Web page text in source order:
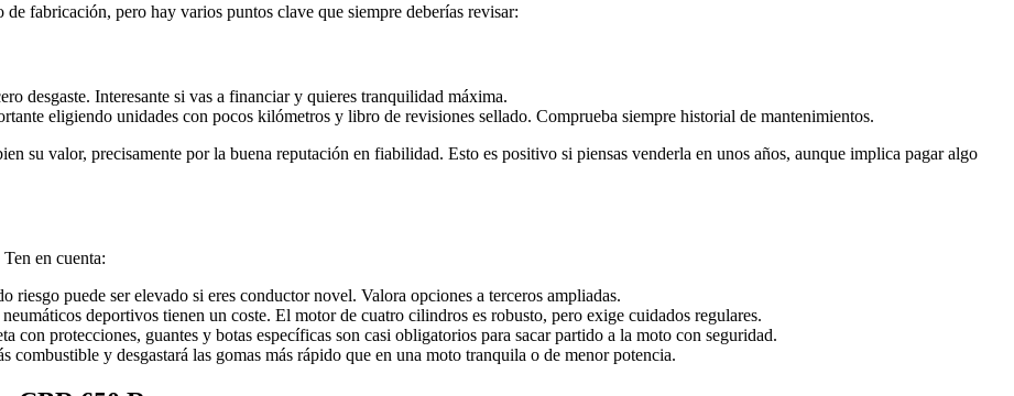
fabricación, pero hay varios puntos clave que siempre deberías revisar:
desgaste. Interesante si vas a financiar y quieres tranquilidad máxima.
eligiendo unidades con pocos kilómetros y libro de revisiones sellado. Comprueba siempre historial de mantenimientos.
su valor, precisamente por la buena reputación en fiabilidad. Esto es positivo si piensas venderla en unos años, aunque implica pagar algo
en cuenta:
riesgo puede ser elevado si eres conductor novel. Valora opciones a terceros ampliadas.
deportivos tienen un coste. El motor de cuatro cilindros es robusto, pero exige cuidados regulares.
con protecciones, guantes y botas específicas son casi obligatorios para sacar partido a la moto con seguridad.
combustible y desgastará las gomas más rápido que en una moto tranquila o de menor potencia.